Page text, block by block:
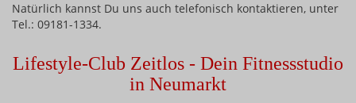
Natürlich kannst Du uns auch telefonisch kontaktieren, unter
Tel.: 09181-1334.
Lifestyle-Club Zeitlos - Dein Fitnessstudio
in Neumarkt